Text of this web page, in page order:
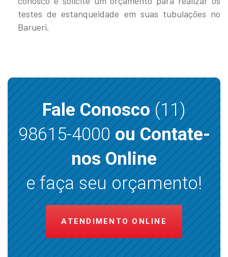
testes de estanqueidade em suas tubulações no
Barueri.
Fale Conosco(11)
98615-4000ou Contate-
nos Online
e faça seu orçamento!
ATENDIMENTO ONLINE